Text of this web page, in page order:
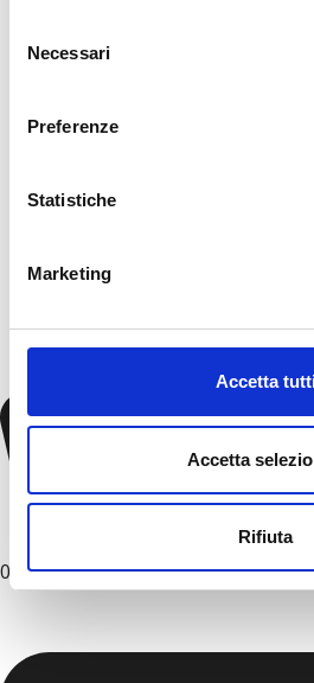
delNecessari
Preferenze
Statistiche
Marketing
Accetta
Accetta
Rifiuta
011 223 8484